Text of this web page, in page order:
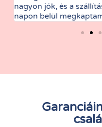
nagyon jók, és a
napon belül